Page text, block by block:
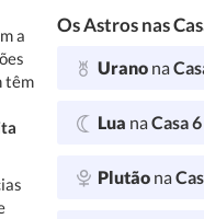
a
têm
Os Astros nas
Urano na
Lua naCasa 6
Plutão na